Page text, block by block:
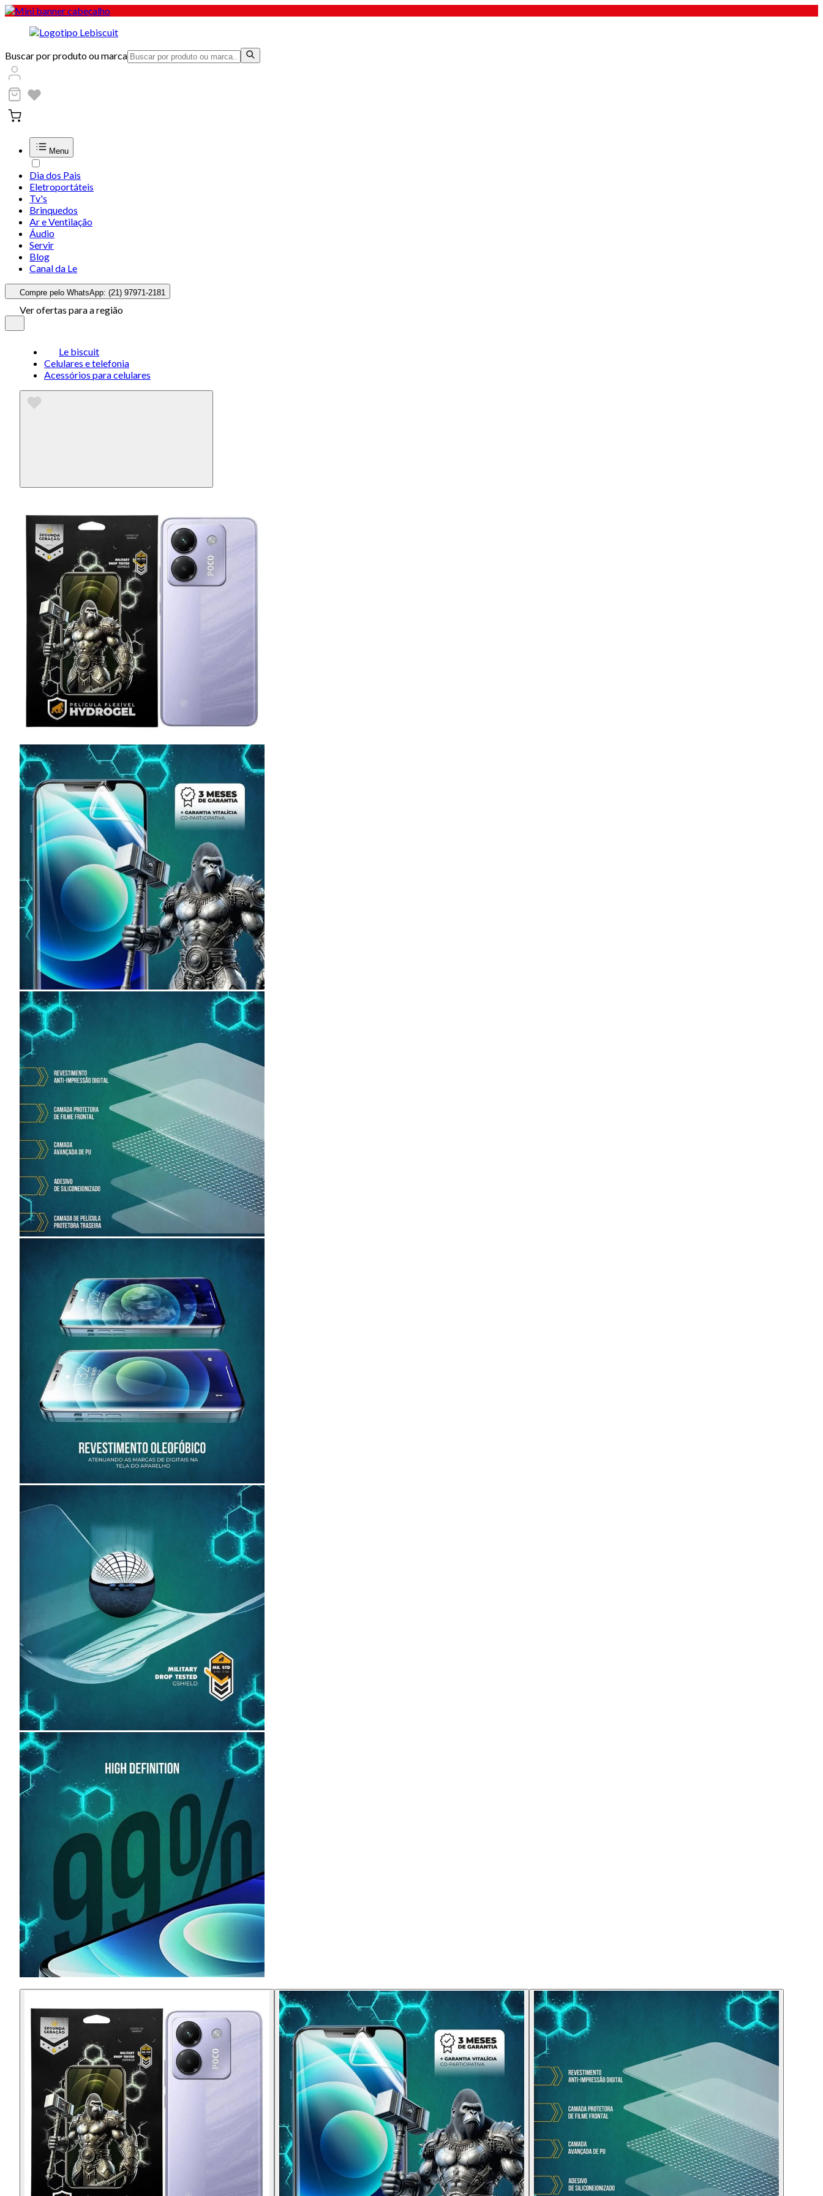
Buscar por produto ou marca
Menu
Dia dos Pais
Eletroportáteis
Tv's
Brinquedos
Ar e Ventilação
Áudio
Servir
Blog
Canal da Le
Compre pelo WhatsApp: (21) 97971-2181
Ver ofertas para a região
Le biscuit
Celulares e telefonia
Acessórios para celulares